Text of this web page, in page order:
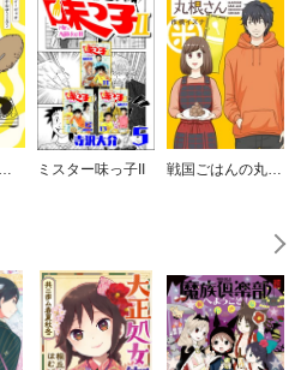
とんかつDJアゲ太郎 ミスター味っ子II 戦国ごはんの丸根さん